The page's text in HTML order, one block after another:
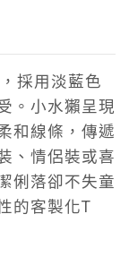
採用淡藍色
。小水獺呈現
和線條，傳遞
、情侶裝或喜
俐落卻不失童
的客製化T